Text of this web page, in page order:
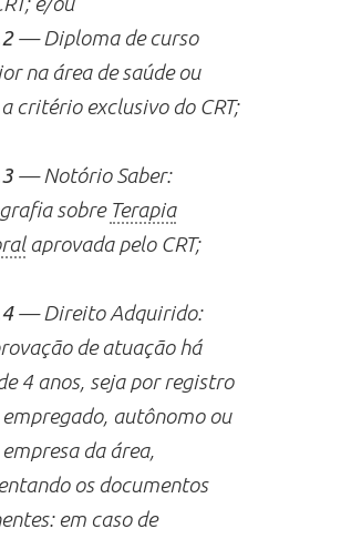
— Diploma de curso
na área de saúde ou
critério exclusivo do CRT;
— Notório Saber:
sobre Terapia
aprovada pelo CRT;
— Direito Adquirido:
de atuação há
4 anos, seja por registro
autônomo ou
da área,
os documentos
em caso de